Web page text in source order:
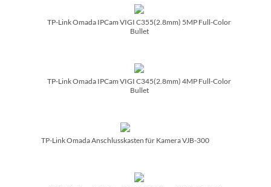
TP-Link Omada IPCam VIGI C355(2.8mm) 5MP Full-Color
Bullet
TP-Link Omada IPCam VIGI C345(2.8mm) 4MP Full-Color
Bullet
TP-Link Omada Anschlusskasten für Kamera VJB-300